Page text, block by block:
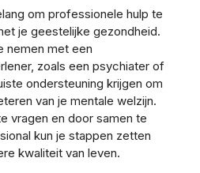
om professionele hulp te
je geestelijke gezondheid.
nemen met een
zoals een psychiater of
ondersteuning krijgen om
van je mentale welzijn.
vragen en door samen te
kun je stappen zetten
kwaliteit van leven.